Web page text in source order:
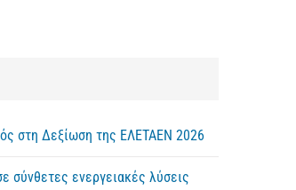
στη Δεξίωση της ΕΛΕΤΑΕΝ 2026
σύνθετες ενεργειακές λύσεις